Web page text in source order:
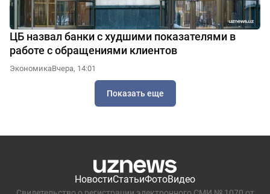
ЦБ назвал банки с худшими показателями в
работе с обращениями клиентов
ЭкономикаВчера, 14:01
Показать еще
НовостиСтатьиФотоВидео